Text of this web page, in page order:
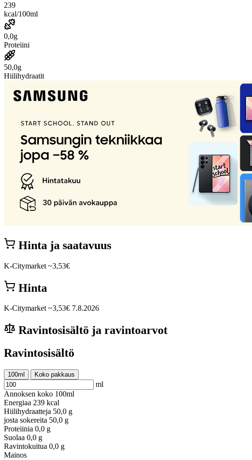
239
kcal/100ml
0,0g
Proteiini
50,0g
Hiilihydraatit
Hinta ja saatavuus
K-Citymarket ~3,53€
Hinta
K-Citymarket ~3,53€ 7.8.2026
Ravintosisältö ja ravintoarvot
Ravintosisältö
100ml Koko pakkaus
ml
Annoksen koko 100ml
Energiaa 239 kcal
Hiilihydraatteja 50,0 g
josta sokereita 50,0 g
Proteiinia 0,0 g
Suolaa 0,0 g
Ravintokuitua 0,0 g
Mainos